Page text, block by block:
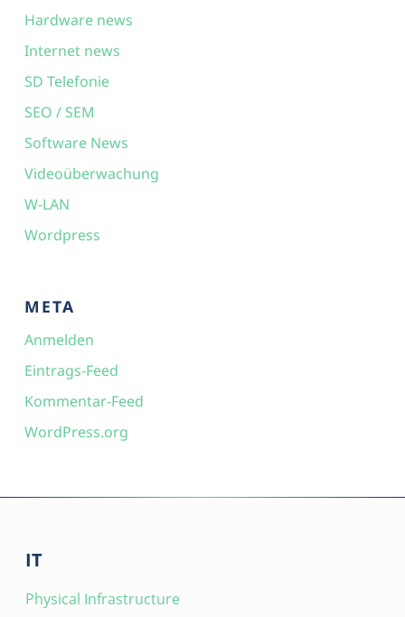
Hardware news
Internet news
SD Telefonie
SEO / SEM
Software News
Videoüberwachung
W-LAN
Wordpress
META
Anmelden
Eintrags-Feed
Kommentar-Feed
WordPress.org
IT
Physical Infrastructure